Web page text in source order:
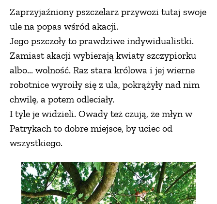
Zaprzyjaźniony pszczelarz przywozi tutaj swoje
ule na popas wśród akacji.
Jego pszczoły to prawdziwe indywidualistki.
Zamiast akacji wybierają kwiaty szczypiorku
albo... wolność. Raz stara królowa i jej wierne
robotnice wyroiły się z ula, pokrążyły nad nim
chwilę, a potem odleciały.
I tyle je widzieli. Owady też czują, że młyn w
Patrykach to dobre miejsce, by uciec od
wszystkiego.